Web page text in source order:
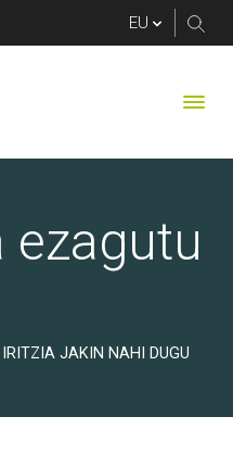
ezagutu
IRITZIA JAKIN NAHI DUGU